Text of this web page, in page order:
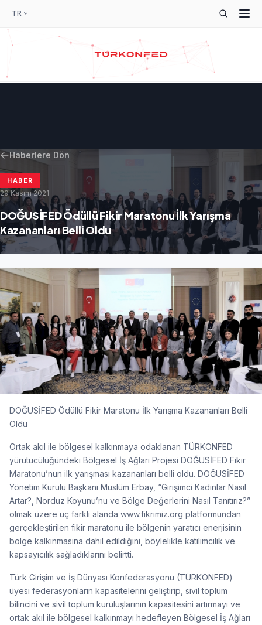
TR
Haberlere Dön
HABER
29 Kasım 2021
DOĞUSİFED Ödüllü Fikir Maratonu İlk Yarışma
Kazananları Belli Oldu
DOĞUSİFED Ödüllü Fikir Maratonu İlk Yarışma Kazananları Belli
Oldu
Ortak akıl ile bölgesel kalkınmaya odaklanan TÜRKONFED
yürütücülüğündeki Bölgesel İş Ağları Projesi DOĞUSİFED Fikir
Maratonu’nun ilk yarışması kazananları belli oldu. DOĞUSİFED
Yönetim Kurulu Başkanı Müslüm Erbay, “Girişimci Kadınlar Nasıl
Artar?, Norduz Koyunu’nu ve Bölge Değerlerini Nasıl Tanıtırız?”
olmak üzere üç farklı alanda www.fikrimiz.org platformundan
gerçekleştirilen fikir maratonu ile bölgenin yaratıcı enerjisinin
bölge kalkınmasına dahil edildiğini, böylelikle katılımcılık ve
kapsayıcılık sağladıklarını belirtti.
Türk Girişim ve İş Dünyası Konfederasyonu (TÜRKONFED)
üyesi federasyonların kapasitelerini geliştirip, sivil toplum
bilincini ve sivil toplum kuruluşlarının kapasitesini artırmayı ve
ortak akıl ile bölgesel kalkınmayı hedefleyen Bölgesel İş Ağları